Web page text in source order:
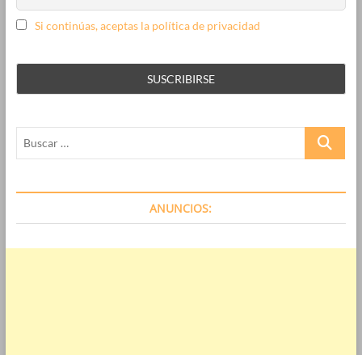
Si continúas, aceptas la política de privacidad
Buscar
ANUNCIOS: